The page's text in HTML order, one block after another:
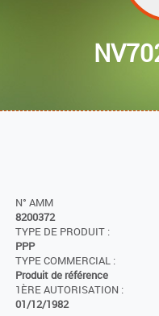
N° AMM
8200372
TYPE DE PRODUIT :
PPP
TYPE COMMERCIAL :
Produit de référence
1ÈRE AUTORISATION :
01/12/1982